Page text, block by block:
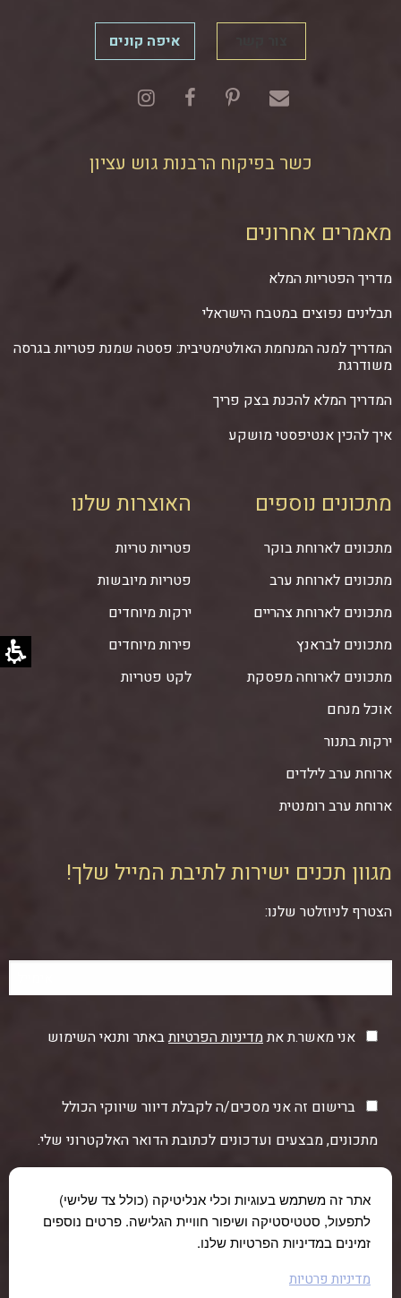
איפה קונים
כשר בפיקוח הרבנות גוש עציון
מאמרים אחרונים
מדריך הפטריות המלא
תבלינים נפוצים במטבח הישראלי
המדריך למנה המנחמת האולטימטיבית: פסטה שמנת פטריות בגרסה
משודרגת
המדריך המלא להכנת בצק פריך
איך להכין אנטיפסטי מושקע
מתכונים נוספים
מתכונים לארוחת בוקר
מתכונים לארוחת ערב
מתכונים לארוחת צהריים
מתכונים לבראנץ
מתכונים לארוחה מפסקת
אוכל מנחם
ירקות בתנור
ארוחת ערב לילדים
ארוחת ערב רומנטית
האוצרות שלנו
פטריות טריות
פטריות מיובשות
ירקות מיוחדים
פירות מיוחדים
לקט פטריות
מגוון תכנים ישירות לתיבת המייל שלך!
הצטרף לניוזלטר שלנו:
אני מאשר.ת אתמדיניות הפרטיותבאתר ותנאי השימוש
ברישום זה אני מסכים/ה לקבלת דיוור שיווקי הכולל
מתכונים, מבצעים ועדכונים לכתובת הדואר האלקטרוני שלי.
אתר זה משתמש בעוגיות וכלי אנליטיקה (כולל צד שלישי)
לתפעול, סטטיסטיקה ושיפור חוויית הגלישה. פרטים נוספים
זמינים במדיניות הפרטיות שלנו.
מדיניות פרטיות